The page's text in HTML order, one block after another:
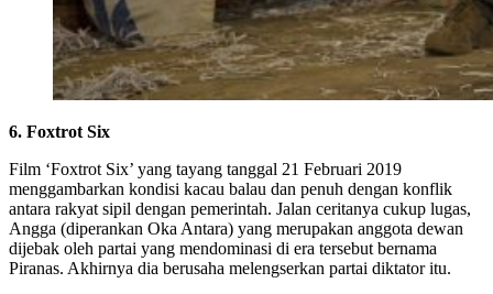
6. Foxtrot Six
Film ‘Foxtrot Six’ yang tayang tanggal 21 Februari 2019
menggambarkan kondisi kacau balau dan penuh dengan konflik
antara rakyat sipil dengan pemerintah. Jalan ceritanya cukup lugas,
Angga (diperankan Oka Antara) yang merupakan anggota dewan
dijebak oleh partai yang mendominasi di era tersebut bernama
Piranas. Akhirnya dia berusaha melengserkan partai diktator itu.